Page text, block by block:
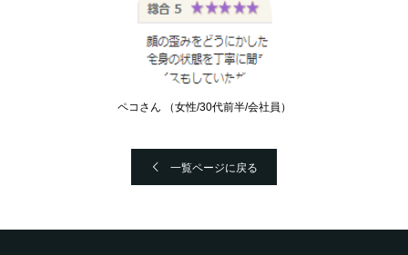
ペコさん （女性/30代前半/会社員）
一覧ページに戻る